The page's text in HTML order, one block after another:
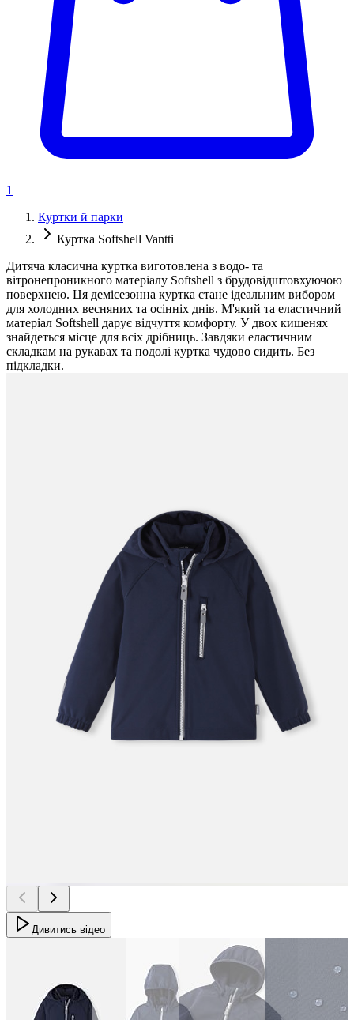
1
Куртки й парки
Куртка Softshell Vantti
Дитяча класична куртка виготовлена з водо- та
вітронепроникного матеріалу Softshell з брудовідштовхуючою
поверхнею. Ця демісезонна куртка стане ідеальним вибором
для холодних весняних та осінніх днів. М'який та еластичний
матеріал Softshell дарує відчуття комфорту. У двох кишенях
знайдеться місце для всіх дрібниць. Завдяки еластичним
складкам на рукавах та подолі куртка чудово сидить. Без
підкладки.
Дивитись відео